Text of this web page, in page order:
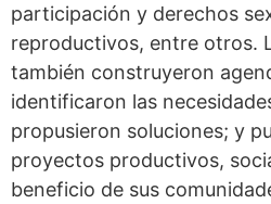
participación y derechos
reproductivos, entre otros.
también construyeron
identificaron las
propusieron soluciones; y
proyectos productivos,
beneficio de sus